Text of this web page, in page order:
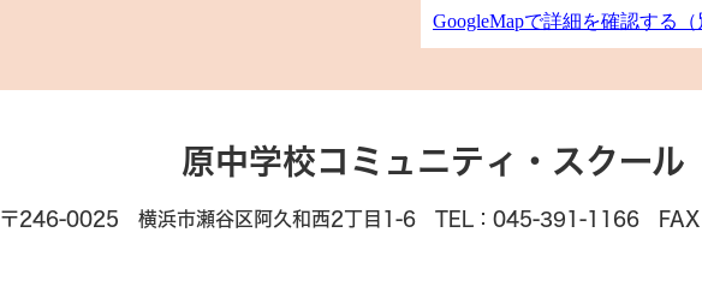
GoogleMapで詳細を確認する
原中学校コミュニティ・スクール
〒246-0025 横浜市瀬谷区阿久和西2丁目1-6 TEL：045-391-1166